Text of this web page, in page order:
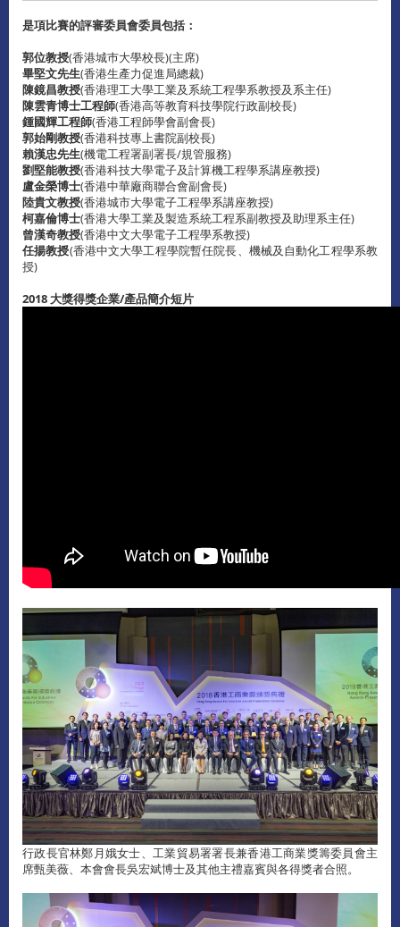
是項比賽的評審委員會委員包括：
郭位教授(香港城巿大學校長)(主席)
畢堅文先生(香港生產力促進局總裁)
陳鏡昌教授(香港理工大學工業及系統工程學系教授及系主任)
陳雲青博士工程師(香港高等教育科技學院行政副校長)
鍾國輝工程師(香港工程師學會副會長)
郭始剛教授(香港科技專上書院副校長)
賴漢忠先生(機電工程署副署長/規管服務)
劉堅能教授(香港科技大學電子及計算機工程學系講座教授)
盧金榮博士(香港中華廠商聯合會副會長)
陸貴文教授(香港城市大學電子工程學系講座教授)
柯嘉倫博士(香港大學工業及製造系統工程系副教授及助理系主任)
曾漢奇教授(香港中文大學電子工程學系教授)
任揚教授(香港中文大學工程學院暫任院長、機械及自動化工程學系教
授)
2018 大獎得獎企業/產品簡介短片
行政長官林鄭月娥女士、工業貿易署署長兼香港工商業獎籌委員會主
席甄美薇、本會會長吳宏斌博士及其他主禮嘉賓與各得獎者合照。